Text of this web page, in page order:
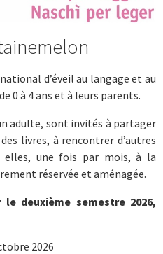
d’éveil au langage et au
0 à 4 ans et à leurs parents.
adulte, sont invités à partager
livres, à rencontrer d’autres
elles, une fois par mois, à la
réservée et aménagée.
deuxième semestre 2026,
2026